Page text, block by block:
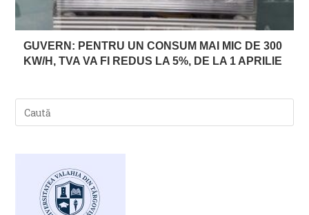
GUVERN: PENTRU UN CONSUM MAI MIC DE 300
KW/H, TVA VA FI REDUS LA 5%, DE LA 1 APRILIE